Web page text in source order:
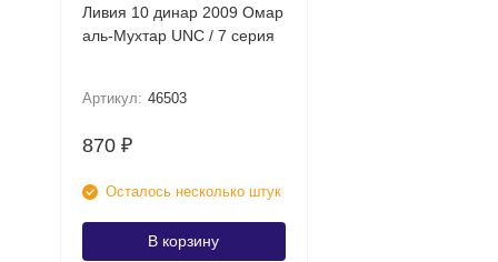
Ливия 10 динар 2009 Омар
аль-Мухтар UNC / 7 серия
Артикул: 46503
870 ₽
Осталось несколько штук
В корзину